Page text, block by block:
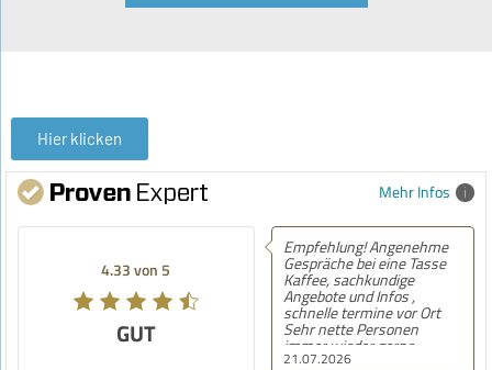
Hier klicken
Mehr Infos
4.33 von 5
GUT
21.07.2026
Empfehlung! Angenehme
Gespräche bei eine Tasse
Kaffee, sachkundige
Angebote und Infos ,
schnelle termine vor Ort
Sehr nette Personen
immer wieder gerne